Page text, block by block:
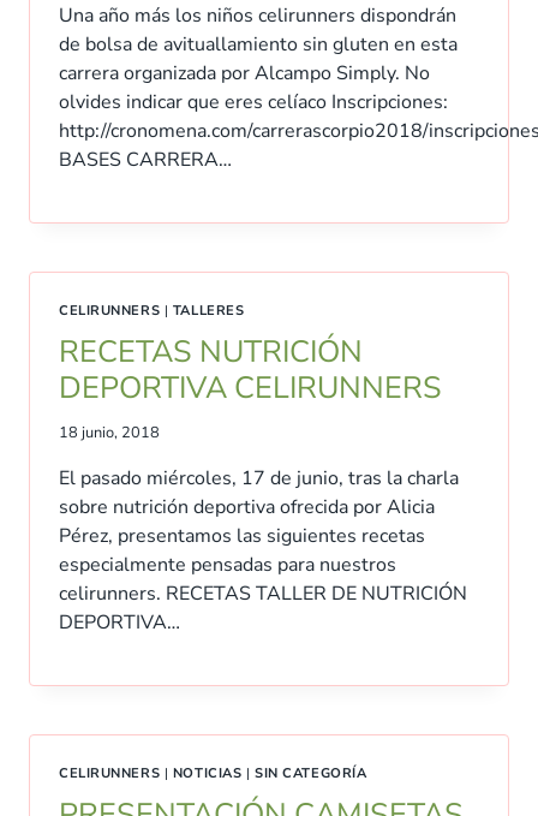
Una año más los niños celirunners dispondrán
de bolsa de avituallamiento sin gluten en esta
carrera organizada por Alcampo Simply. No
olvides indicar que eres celíaco Inscripciones:
http://cronomena.com/carrerascorpio2018/
BASES CARRERA…
CELIRUNNERS | TALLERES
RECETAS NUTRICIÓN
DEPORTIVA CELIRUNNERS
18 junio, 2018
El pasado miércoles, 17 de junio, tras la charla
sobre nutrición deportiva ofrecida por Alicia
Pérez, presentamos las siguientes recetas
especialmente pensadas para nuestros
celirunners. RECETAS TALLER DE NUTRICIÓN
DEPORTIVA…
CELIRUNNERS | NOTICIAS |SIN CATEGORÍA